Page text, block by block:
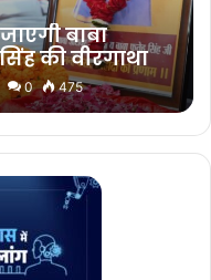
बाबा
की वीरगाथा
0 475